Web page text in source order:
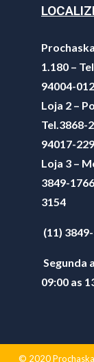
1.180 –
94004-
Loja 2 –
Tel.3868-
94017-
Loja 3 –
3849-
3154
(11)
Segunda
09:00 as
© 2020